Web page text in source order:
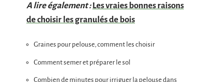
A lire également : Les vraies bonnes raisons
de choisir les granulés de bois
Graines pour pelouse, comment les choisir
Comment semer et préparer le sol
Combien de minutes pour irriguer la pelouse dans